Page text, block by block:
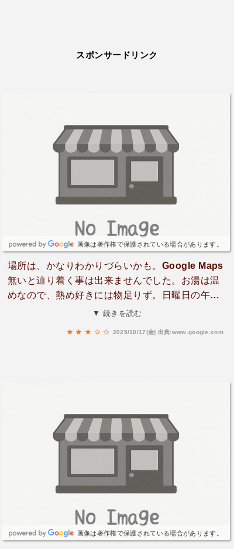
スポンサードリンク
画像は著作権で保護されている場合があります。
場所は、かなりわかりづらいかも。Google Maps
無いと辿り着く事は出来ませんでした。お湯は温
めなので、熱め好きには物足りず。日曜日の午後
３時前に行きましたが、ほぼ独占状態。また行き
▼ 続きを読む
2025/10/17(金) 出典:www.google.com
画像は著作権で保護されている場合があります。